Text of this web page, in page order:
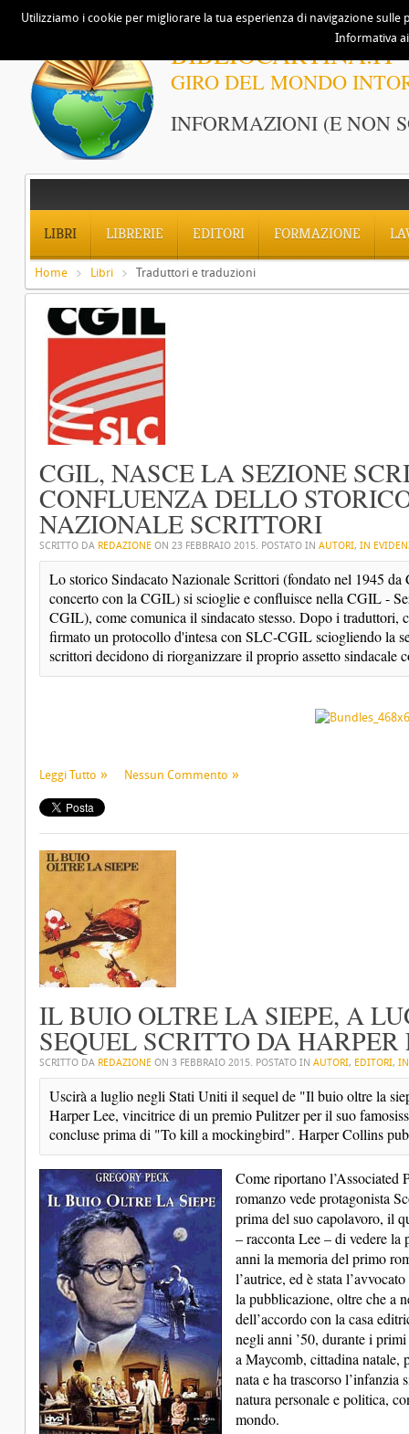
BIBLIOCARTINA.IT
GIRO DEL MONDO
INFORMAZIONI (E NON
LIBRI LIBRERIE EDITORI FORMAZIONE
Home Libri Traduttori e traduzioni
CGIL, NASCE LA SEZIONE
CONFLUENZA DELLO
NAZIONALE SCRITTORI
SCRITTO DA REDAZIONE ON 23 FEBBRAIO 2015. POSTATO IN AUTORI, IN
Lo storico Sindacato Nazionale Scrittori (fondato nel 1945
concerto con la CGIL) si scioglie e confluisce nella CGIL -
CGIL), come comunica il sindacato stesso. Dopo i traduttori,
firmato un protocollo d'intesa con SLC-CGIL sciogliendo la
scrittori decidono di riorganizzare il proprio assetto sindacale
Leggi Tutto Nessun Commento
IL BUIO OLTRE LA SIEPE, A
SEQUEL SCRITTO DA
SCRITTO DA REDAZIONE ON 3 FEBBRAIO 2015. POSTATO IN AUTORI, EDITORI,
Uscirà a luglio negli Stati Uniti il sequel de "Il buio oltre la
Harper Lee, vincitrice di un premio Pulitzer per il suo
concluse prima di "To kill a mockingbird". Harper Collins
Come riportano l’Associated
romanzo vede protagonista
prima del suo capolavoro, il
– racconta Lee – di vedere la
anni la memoria del primo
l’autrice, ed è stata
la pubblicazione, oltre che a
dell’accordo con la casa
negli anni ’50, durante i
a Maycomb, cittadina natale,
nata e ha trascorso l’infanzia
natura personale e politica,
mondo.
Utilizziamo i cookie per migliorare la tua esperienza di navigazione
Informativa ai